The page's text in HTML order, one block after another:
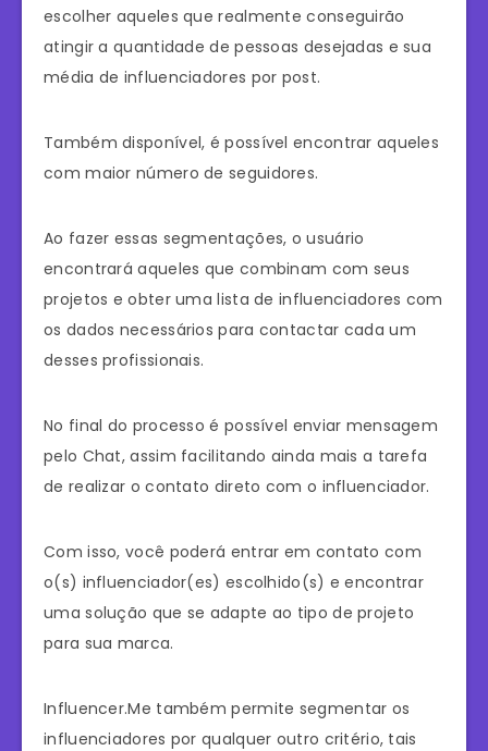
escolher aqueles que realmente conseguirão
atingir a quantidade de pessoas desejadas e sua
média de influenciadores por post.
Também disponível, é possível encontrar aqueles
com maior número de seguidores.
Ao fazer essas segmentações, o usuário
encontrará aqueles que combinam com seus
projetos e obter uma lista de influenciadores com
os dados necessários para contactar cada um
desses profissionais.
No final do processo é possível enviar mensagem
pelo Chat, assim facilitando ainda mais a tarefa
de realizar o contato direto com o influenciador.
Com isso, você poderá entrar em contato com
o(s) influenciador(es) escolhido(s) e encontrar
uma solução que se adapte ao tipo de projeto
para sua marca.
Influencer.Me também permite segmentar os
influenciadores por qualquer outro critério, tais